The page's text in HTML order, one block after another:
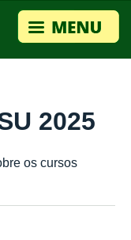
2025
os cursos